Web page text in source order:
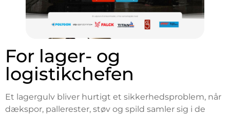
For lager- og
logistikchefen
Et lagergulv bliver hurtigt et sikkerhedsproblem, når
dækspor, pallerester, støv og spild samler sig i de